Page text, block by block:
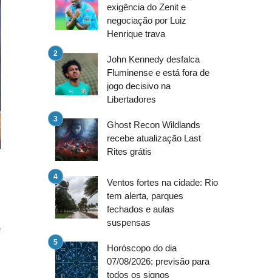
exigência do Zenit e
negociação por Luiz
Henrique trava
John Kennedy desfalca
Fluminense e está fora de
jogo decisivo na
Libertadores
Ghost Recon Wildlands
recebe atualização Last
Rites grátis
Ventos fortes na cidade: Rio
tem alerta, parques
fechados e aulas
suspensas
Horóscopo do dia
07/08/2026: previsão para
todos os signos